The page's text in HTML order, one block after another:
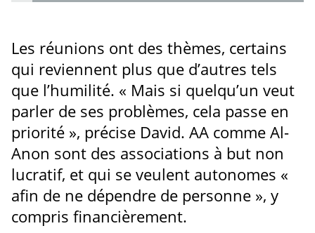
Les réunions ont des thèmes, certains
qui reviennent plus que d’autres tels
que l’humilité. « Mais si quelqu’un veut
parler de ses problèmes, cela passe en
priorité », précise David. AA comme Al-
Anon sont des associations à but non
lucratif, et qui se veulent autonomes «
afin de ne dépendre de personne », y
compris financièrement.